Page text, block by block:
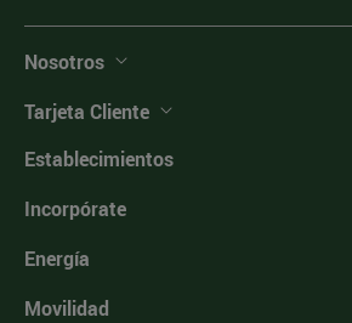
Nosotros
Tarjeta Cliente
Establecimientos
Incorpórate
Energía
Movilidad